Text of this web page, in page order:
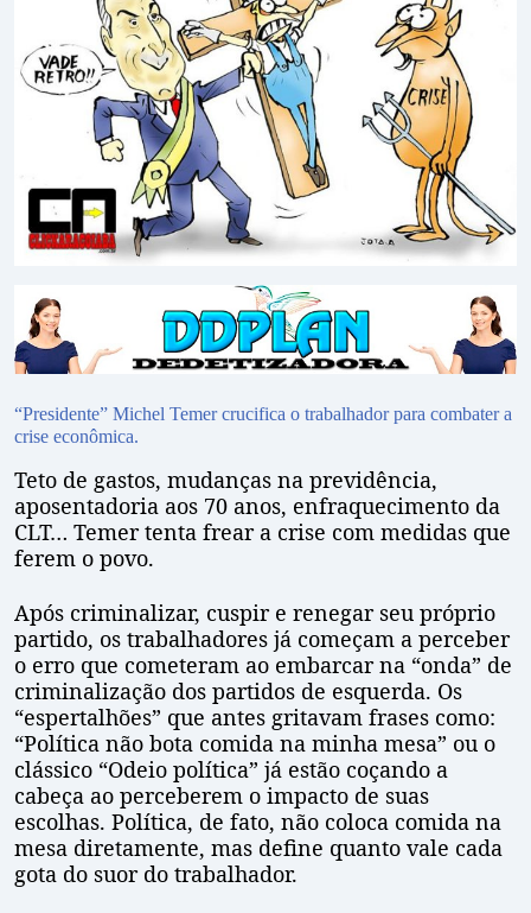
“Presidente” Michel Temer crucifica o trabalhador para combater a
crise econômica.
Teto de gastos, mudanças na previdência,
aposentadoria aos 70 anos, enfraquecimento da
CLT… Temer tenta frear a crise com medidas que
ferem o povo.
Após criminalizar, cuspir e renegar seu próprio
partido, os trabalhadores já começam a perceber
o erro que cometeram ao embarcar na “onda” de
criminalização dos partidos de esquerda. Os
“espertalhões” que antes gritavam frases como:
“Política não bota comida na minha mesa” ou o
clássico “Odeio política” já estão coçando a
cabeça ao perceberem o impacto de suas
escolhas. Política, de fato, não coloca comida na
mesa diretamente, mas define quanto vale cada
gota do suor do trabalhador.